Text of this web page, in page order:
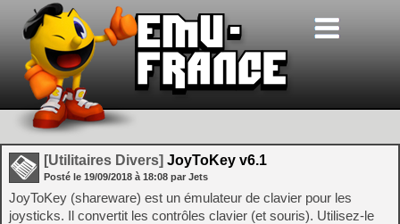
[Utilitaires Divers] JoyToKey v6.1
Posté le 19/09/2018 à 18:08 par Jets
JoyToKey (shareware) est un émulateur de clavier pour les
joysticks. Il convertit les contrôles clavier (et souris). Utilisez-le